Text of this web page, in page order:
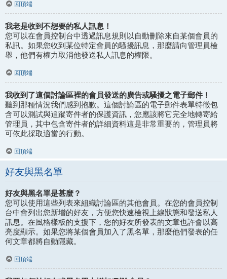
回頂端
我老是收到不想要的私人訊息！
您可以在會員控制台中透過訊息規則以自動刪除來自某個會員的
私訊。如果您收到某位特定會員的騷擾訊息，那麼請向管理員檢
舉，他們有權力取消他發送私人訊息的權限。
回頂端
我收到了這個討論區裡的會員發送的廣告或騷擾之電子郵件！
聽到那種情況我們感到抱歉。這個討論區的電子郵件表單特徵包
含可以測試與追蹤寄件者的保護資訊，您應該將它完全地轉寄給
管理員，其中包含寄件者的詳細資料這是非常重要的，管理員將
可依此採取適當的行動。
回頂端
好友與黑名單
好友與黑名單是甚麼？
您可以使用這些列表來組織討論區的其他會員。在您的會員控制
台中會列出您新增的好友，方便您快速檢視上線狀態和發送私人
訊息。在風格樣板的支援下，您的好友所發表的文章也許會以高
亮度顯示。如果您將某個會員加入了黑名單，那麼他們發表的任
何文章都將自動隱藏。
回頂端